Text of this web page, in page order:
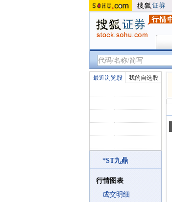
最近浏览股 我的自选股
*ST九鼎
行情图表
成交明细